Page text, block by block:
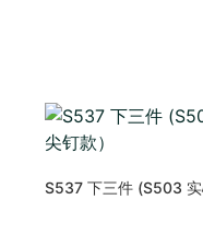
S537 下三件 (S503 实